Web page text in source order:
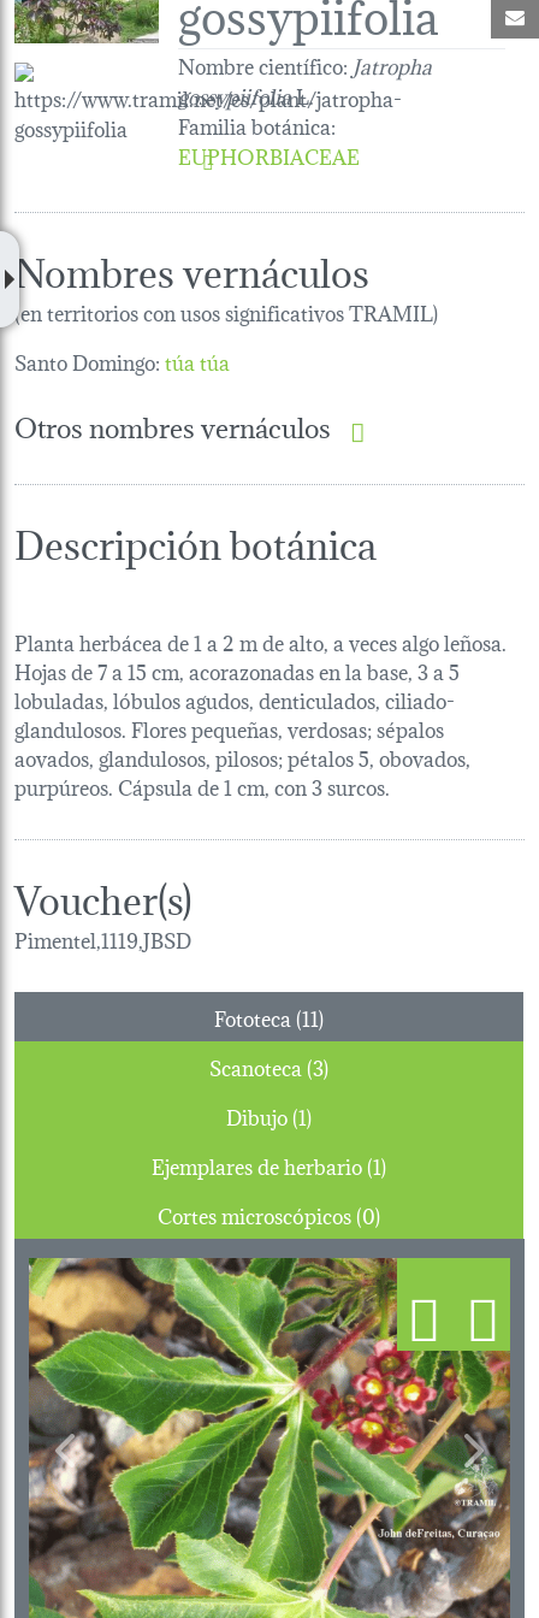
Nombre científico: Jatropha
gossypiifoliaL.
Familia botánica:
EUPHORBIACEAE
Nombres vernáculos
(en territorios con usos significativos TRAMIL)
Santo Domingo:túa túa
Otros nombres vernáculos
Descripción botánica
Planta herbácea de 1 a 2 m de alto, a veces algo leñosa.
Hojas de 7 a 15 cm, acorazonadas en la base, 3 a 5
lobuladas, lóbulos agudos, denticulados, ciliado-
glandulosos. Flores pequeñas, verdosas; sépalos
aovados, glandulosos, pilosos; pétalos 5, obovados,
purpúreos. Cápsula de 1 cm, con 3 surcos.
Voucher(s)
Pimentel,1119,JBSD
Fototeca (11)
Scanoteca (3)
Dibujo (1)
Ejemplares de herbario (1)
Cortes microscópicos (0)
Previous Next